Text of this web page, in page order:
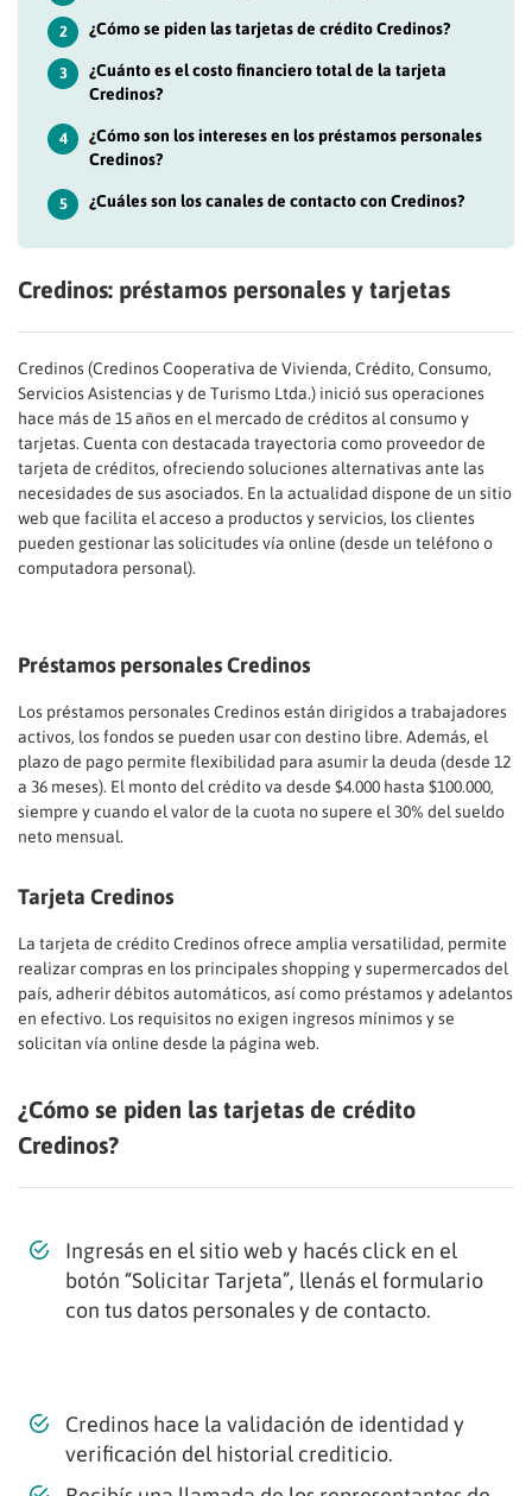
2 ¿Cómo se piden las tarjetas de crédito Credinos?
3
¿Cuánto es el costo financiero total de la tarjeta
Credinos?
4
¿Cómo son los intereses en los préstamos personales
Credinos?
5 ¿Cuáles son los canales de contacto con Credinos?
Credinos: préstamos personales y tarjetas
Credinos (Credinos Cooperativa de Vivienda, Crédito, Consumo,
Servicios Asistencias y de Turismo Ltda.) inició sus operaciones
hace más de 15 años en el mercado de créditos al consumo y
tarjetas. Cuenta con destacada trayectoria como proveedor de
tarjeta de créditos, ofreciendo soluciones alternativas ante las
necesidades de sus asociados. En la actualidad dispone de un sitio
web que facilita el acceso a productos y servicios, los clientes
pueden gestionar las solicitudes vía online (desde un teléfono o
computadora personal).
Préstamos personales Credinos
Los préstamos personales Credinos están dirigidos a trabajadores
activos, los fondos se pueden usar con destino libre. Además, el
plazo de pago permite flexibilidad para asumir la deuda (desde 12
a 36 meses). El monto del crédito va desde $4.000 hasta $100.000,
siempre y cuando el valor de la cuota no supere el 30% del sueldo
neto mensual.
Tarjeta Credinos
La tarjeta de crédito Credinos ofrece amplia versatilidad, permite
realizar compras en los principales shopping y supermercados del
país, adherir débitos automáticos, así como préstamos y adelantos
en efectivo. Los requisitos no exigen ingresos mínimos y se
solicitan vía online desde la página web.
¿Cómo se piden las tarjetas de crédito
Credinos?
Ingresás en el sitio web y hacés click en el
botón “Solicitar Tarjeta”, llenás el formulario
con tus datos personales y de contacto.
Credinos hace la validación de identidad y
verificación del historial crediticio.